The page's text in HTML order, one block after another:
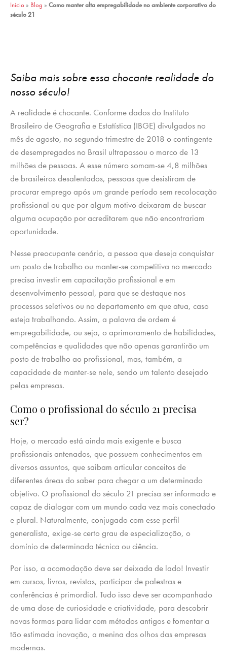
Início » Blog » Como manter alta empregabilidade no ambiente corporativo do
século 21
Saiba mais sobre essa chocante realidade do
nosso século!
A realidade é chocante. Conforme dados do Instituto
Brasileiro de Geografia e Estatística (IBGE) divulgados no
mês de agosto, no segundo trimestre de 2018 o contingente
de desempregados no Brasil ultrapassou o marco de 13
milhões de pessoas. A esse número somam-se 4,8 milhões
de brasileiros desalentados, pessoas que desistiram de
procurar emprego após um grande período sem recolocação
profissional ou que por algum motivo deixaram de buscar
alguma ocupação por acreditarem que não encontrariam
oportunidade.
Nesse preocupante cenário, a pessoa que deseja conquistar
um posto de trabalho ou manter-se competitiva no mercado
precisa investir em capacitação profissional e em
desenvolvimento pessoal, para que se destaque nos
processos seletivos ou no departamento em que atua, caso
esteja trabalhando. Assim, a palavra de ordem é
empregabilidade, ou seja, o aprimoramento de habilidades,
competências e qualidades que não apenas garantirão um
posto de trabalho ao profissional, mas, também, a
capacidade de manter-se nele, sendo um talento desejado
pelas empresas.
Como o profissional do século 21 precisa
ser?
Hoje, o mercado está ainda mais exigente e busca
profissionais antenados, que possuem conhecimentos em
diversos assuntos, que saibam articular conceitos de
diferentes áreas do saber para chegar a um determinado
objetivo. O profissional do século 21 precisa ser informado e
capaz de dialogar com um mundo cada vez mais conectado
e plural. Naturalmente, conjugado com esse perfil
generalista, exige-se certo grau de especialização, o
domínio de determinada técnica ou ciência.
Por isso, a acomodação deve ser deixada de lado! Investir
em cursos, livros, revistas, participar de palestras e
conferências é primordial. Tudo isso deve ser acompanhado
de uma dose de curiosidade e criatividade, para descobrir
novas formas para lidar com métodos antigos e fomentar a
tão estimada inovação, a menina dos olhos das empresas
modernas.